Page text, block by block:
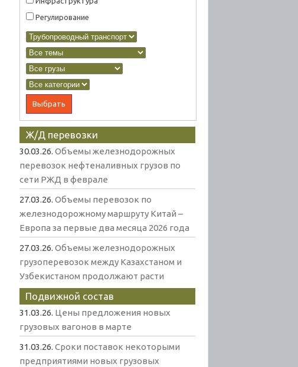
Регулирование
Ж/Д перевозки
30.03.26.Объемы железнодорожных
перевозок нефтеналивных грузов по
сети РЖД в феврале
27.03.26.Объемы перевозок по
железнодорожному маршруту Китай –
Европа за первые два месяца 2026 года
27.03.26.Объемы железнодорожных
грузоперевозок между Казахстаном и
Узбекистаном продолжают расти
Подвижной состав
31.03.26. Цены предложения новых
грузовых вагонов в марте
31.03.26.Сроки поставок некоторыми
предприятиями новых грузовых